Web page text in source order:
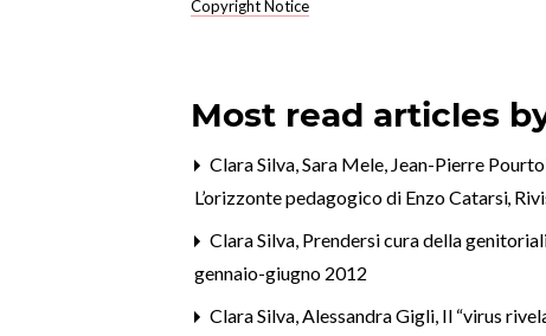
Copyright Notice
Most read articles
Clara Silva, Sara Mele, Jean-Pierre
L’orizzonte pedagogico di Enzo Catarsi,
Clara Silva, Prendersi cura della
gennaio-giugno 2012
Clara Silva, Alessandra Gigli, Il “virus